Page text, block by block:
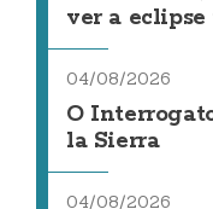
ver a
04/08/2026
O
la Sierra
04/08/2026